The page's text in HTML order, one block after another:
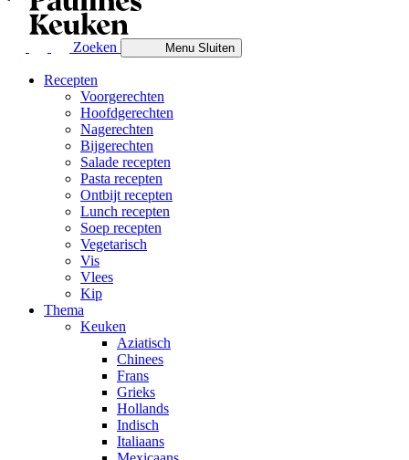
Zoeken MenuSluiten
Recepten
Voorgerechten
Hoofdgerechten
Nagerechten
Bijgerechten
Salade recepten
Pasta recepten
Ontbijt recepten
Lunch recepten
Soep recepten
Vegetarisch
Vis
Vlees
Kip
Thema
Keuken
Aziatisch
Chinees
Frans
Grieks
Hollands
Indisch
Italiaans